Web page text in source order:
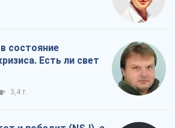
состояние
Есть ли свет
3,4 т.